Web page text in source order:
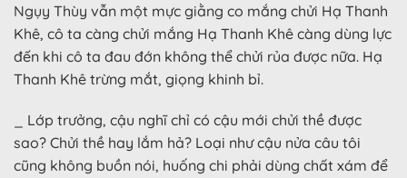
Ngụy Thùy vẫn một mực giằng co mắng chửi Hạ Thanh
Khê, cô ta càng chửi mắng Hạ Thanh Khê càng dùng lực
đến khi cô ta đau đớn không thể chửi rủa được nữa. Hạ
Thanh Khê trừng mắt, giọng khinh bỉ.
_ Lớp trưởng, cậu nghĩ chỉ có cậu mới chửi thề được
sao? Chửi thề hay lắm hả? Loại như cậu nửa câu tôi
cũng không buồn nói, huống chi phải dùng chất xám để